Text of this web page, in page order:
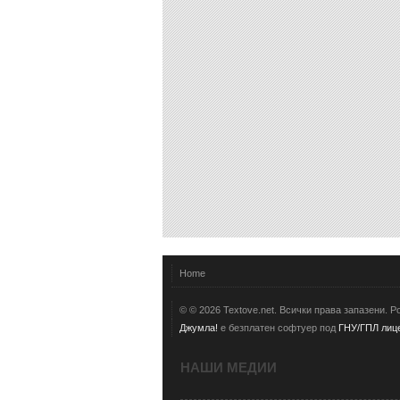
Home
© © 2026 Textove.net. Всички права запазени.
Джумла! е безплатен софтуер под ГНУ/ГПЛ
НАШИ МЕДИИ